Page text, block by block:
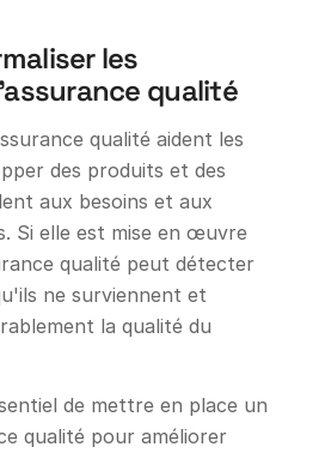
les
qualité
qualité aident les
des produits et des
aux besoins et aux
Si elle est mise en œuvre
qualité peut détecter
ne surviennent et
la qualité du
de mettre en place un
qualité pour améliorer